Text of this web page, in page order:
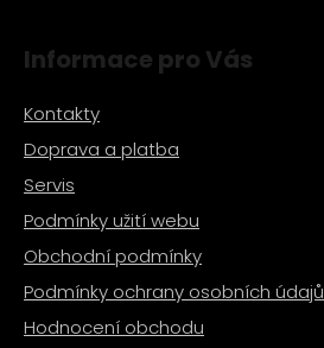
Informace pro Vás
Kontakty
Doprava a platba
Servis
Podmínky užití webu
Obchodní podmínky
Podmínky ochrany osobních údajů
Hodnocení obchodu